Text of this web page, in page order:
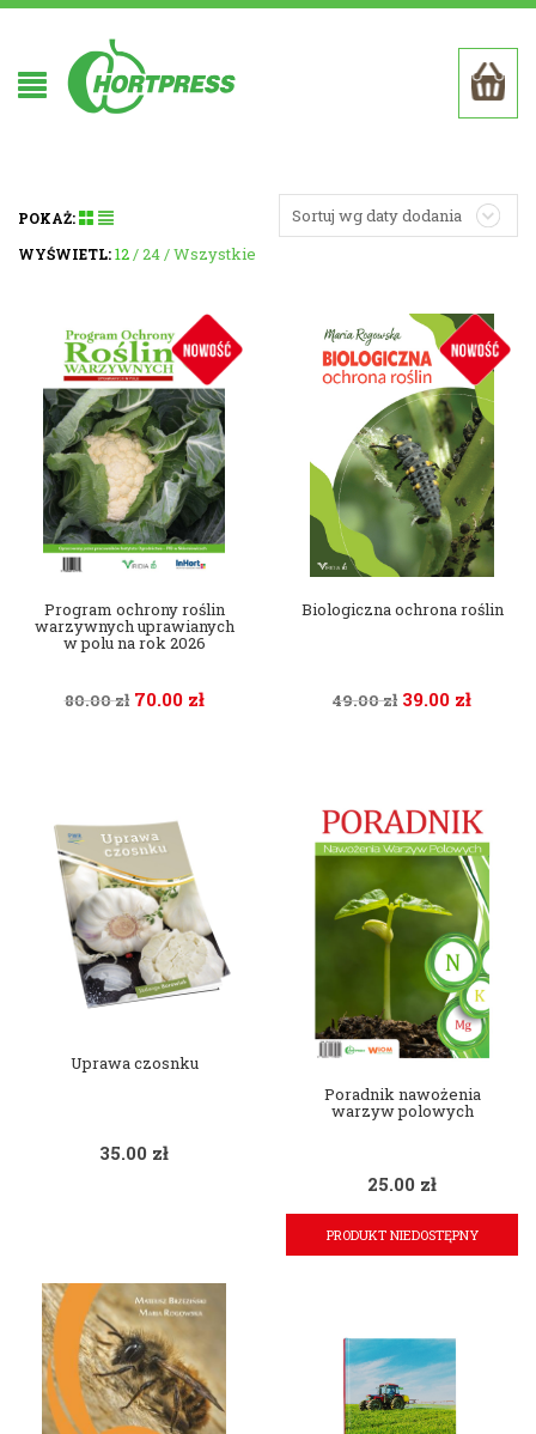
Sortuj wg daty dodania
POKAŻ:
WYŚWIETL:12 24 Wszystkie
Program ochrony roślin
warzywnych uprawianych
w polu na rok 2026
80.00zł 70.00 zł
Biologiczna ochrona roślin
49.00zł 39.00 zł
Uprawa czosnku
35.00 zł
Poradnik nawożenia
warzyw polowych
25.00 zł
PRODUKT NIEDOSTĘPNY